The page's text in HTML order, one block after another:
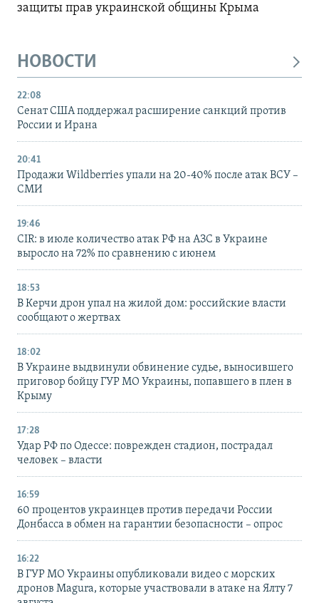
защиты прав украинской общины Крыма
НОВОСТИ
22:08
Сенат США поддержал расширение санкций против
России и Ирана
20:41
Продажи Wildberries упали на 20-40% после атак ВСУ –
СМИ
19:46
CIR: в июле количество атак РФ на АЗС в Украине
выросло на 72% по сравнению с июнем
18:53
В Керчи дрон упал на жилой дом: российские власти
сообщают о жертвах
18:02
В Украине выдвинули обвинение судье, выносившего
приговор бойцу ГУР МО Украины, попавшего в плен в
Крыму
17:28
Удар РФ по Одессе: поврежден стадион, пострадал
человек – власти
16:59
60 процентов украинцев против передачи России
Донбасса в обмен на гарантии безопасности – опрос
16:22
В ГУР МО Украины опубликовали видео с морских
дронов Magura, которые участвовали в атаке на Ялту 7